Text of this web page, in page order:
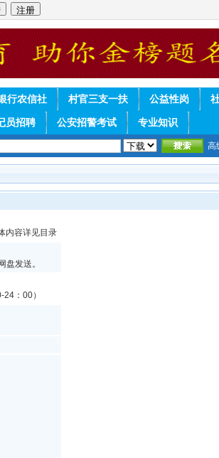
行农信社 村官三支一扶 公益性岗
员招聘 公安招警考试 专业知识
高
内容详见目录
发送。
：00）